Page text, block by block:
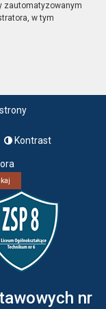
zautomatyzowanym
w tym
Kontrast
nr